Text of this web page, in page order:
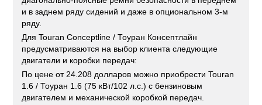
и в заднем ряду сидений и даже в опциональном 3-м
ряду.
Для Touran Conceptline / Тоуран Консептлайн
предусматриваются на выбор клиента следующие
двигатели и коробки передач:
По цене от 24.208 долларов можно приобрести Touran
1.6 / Тоуран 1.6 (75 кВт/102 л.с.) с бензиновым
двигателем и механической коробкой передач.